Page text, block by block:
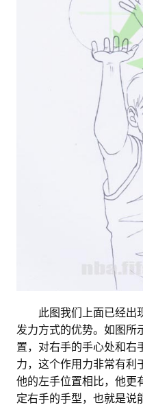
此图我们上面已经出
发力方式的优势。如图所
置，对右手的手心处和右
力，这个作用力非常有利
他的左手位置相比，他更
定右手的手型，也就是说